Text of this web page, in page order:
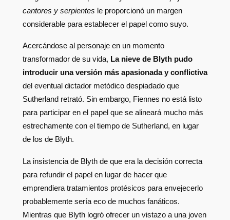
cantores y serpientes le proporcionó un margen
considerable para establecer el papel como suyo.
Acercándose al personaje en un momento
transformador de su vida, La nieve de Blyth pudo
introducir una versión más apasionada y conflictiva
del eventual dictador metódico despiadado que
Sutherland retrató. Sin embargo, Fiennes no está listo
para participar en el papel que se alineará mucho más
estrechamente con el tiempo de Sutherland, en lugar
de los de Blyth.
La insistencia de Blyth de que era la decisión correcta
para refundir el papel en lugar de hacer que
emprendiera tratamientos protésicos para envejecerlo
probablemente sería eco de muchos fanáticos.
Mientras que Blyth logró ofrecer un vistazo a una joven